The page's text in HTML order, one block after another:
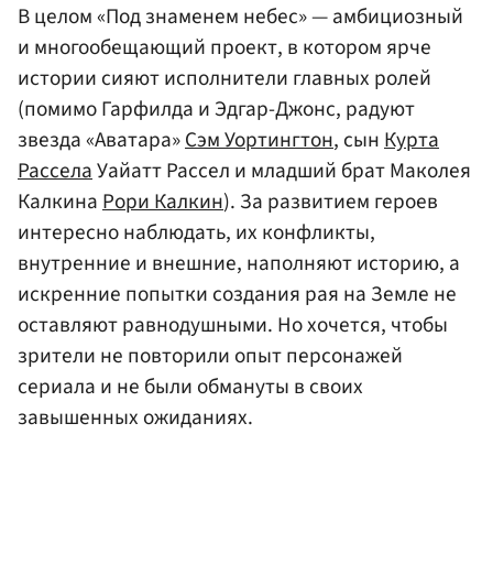
В целом «Под знаменем небес» — амбициозный
и многообещающий проект, в котором ярче
истории сияют исполнители главных ролей
(помимо Гарфилда и Эдгар-Джонс, радуют
звезда «Аватара»Сэм Уортингтон, сынКурта
РасселаУайатт Рассел и младший брат Маколея
КалкинаРори Калкин). За развитием героев
интересно наблюдать, их конфликты,
внутренние и внешние, наполняют историю, а
искренние попытки создания рая на Земле не
оставляют равнодушными. Но хочется, чтобы
зрители не повторили опыт персонажей
сериала и не были обмануты в своих
завышенных ожиданиях.